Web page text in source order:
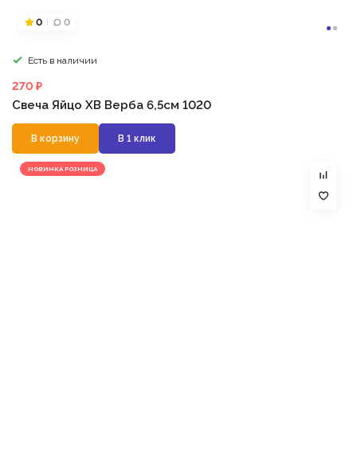
0 0
Есть в наличии
270 ₽
Свеча Яйцо ХВ Верба 6,5см 1020
В корзину В 1 клик
НОВИНКА РОЗНИЦА